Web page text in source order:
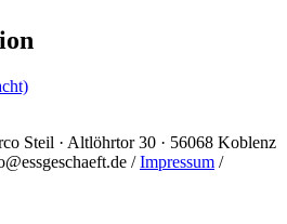
Steil · Altlöhrtor 30 · 56068 Koblenz
/Impressum /